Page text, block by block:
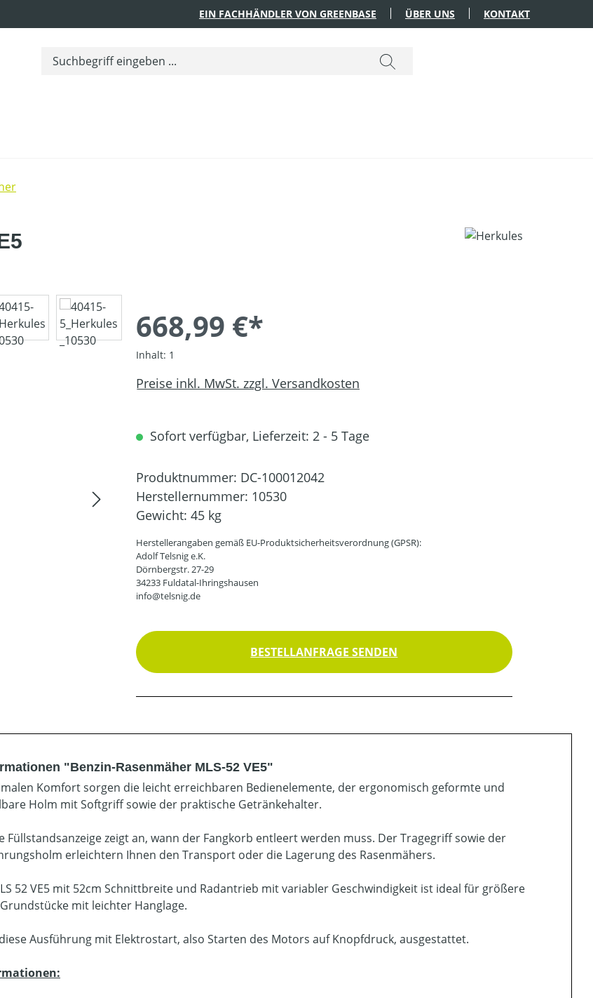
EIN FACHHÄNDLER VON GREENBASE ÜBER UNS KONTAKT
668,99 €*
Inhalt: 1
Preise inkl. MwSt. zzgl. Versandkosten
Sofort verfügbar, Lieferzeit: 2 - 5 Tage
Produktnummer: DC-100012042
Herstellernummer: 10530
Gewicht: 45 kg
Herstellerangaben gemäß EU-Produktsicherheitsverordnung (GPSR):
Adolf Telsnig e.K.
Dörnbergstr. 27-29
34233 Fuldatal-Ihringshausen
info@telsnig.de
BESTELLANFRAGE SENDEN
"Benzin-Rasenmäher MLS-52 VE5"
Komfort sorgen die leicht erreichbaren Bedienelemente, der ergonomisch geformte und
Holm mit Softgriff sowie der praktische Getränkehalter.
Füllstandsanzeige zeigt an, wann der Fangkorb entleert werden muss. Der Tragegriff sowie der
erleichtern Ihnen den Transport oder die Lagerung des Rasenmähers.
52 VE5 mit 52cm Schnittbreite und Radantrieb mit variabler Geschwindigkeit ist ideal für größere
mit leichter Hanglage.
Ausführung mit Elektrostart, also Starten des Motors auf Knopfdruck, ausgestattet.